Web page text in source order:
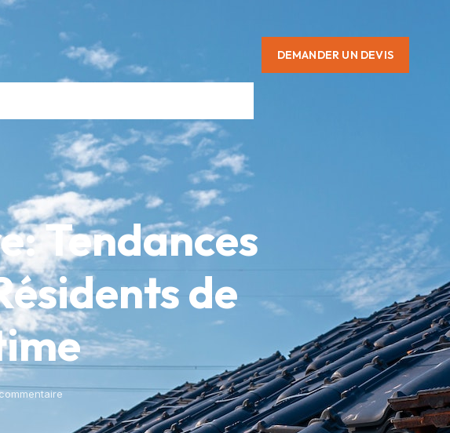
DEMANDER UN DEVIS
Tendances
de